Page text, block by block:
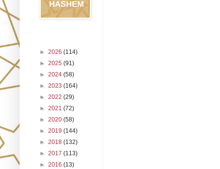
► 2026 (114)
► 2025 (91)
► 2024 (58)
► 2023 (164)
► 2022 (29)
► 2021 (72)
► 2020 (58)
► 2019 (144)
► 2018 (132)
► 2017 (113)
► 2016 (13)